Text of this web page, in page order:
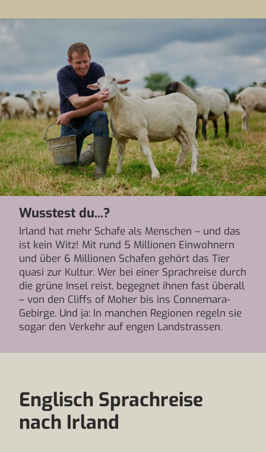
Wusstest du...?
Irland hat mehr Schafe als Menschen – und das
ist kein Witz! Mit rund 5 Millionen Einwohnern
und über 6 Millionen Schafen gehört das Tier
quasi zur Kultur. Wer bei einer Sprachreise durch
die grüne Insel reist, begegnet ihnen fast überall
– von den Cliffs of Moher bis ins Connemara-
Gebirge. Und ja: In manchen Regionen regeln sie
sogar den Verkehr auf engen Landstrassen.
Englisch Sprachreise
nach Irland